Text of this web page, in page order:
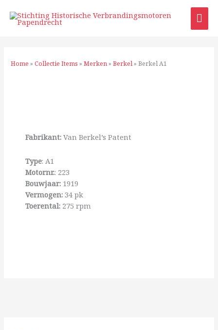
naar
Home »Collectie Items »Merken»Berkel»Berkel A1
Fabrikant: Van Berkel’s Patent
Type: A1
Motornr.: 223
Bouwjaar: 1919
Vermogen: 34 pk
Toerental: 275 rpm